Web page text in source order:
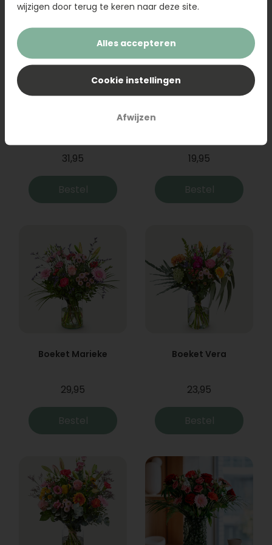
31,95
Bestel
19,95
Bestel
Boeket Marieke
29,95
Bestel
Boeket Vera
23,95
Bestel
wijzigen door terug te keren naar deze site.
Alles accepteren
Cookie instellingen
Afwijzen